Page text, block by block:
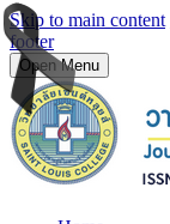
Skip to main content
footer
Open Menu